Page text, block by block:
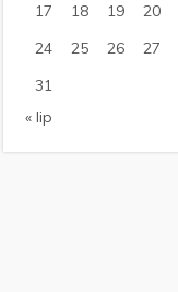
17
18 19 20
24
25 26 27
31
« lip